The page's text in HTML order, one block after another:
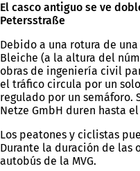
El casco antiguo se ve
Petersstraße
Debido a una rotura de
Bleiche (a la altura del
obras de ingeniería civil
el tráfico circula por un
regulado por un semáforo.
Netze GmbH duren hasta
Los peatones y ciclistas
Durante la duración de las
autobús de la MVG.